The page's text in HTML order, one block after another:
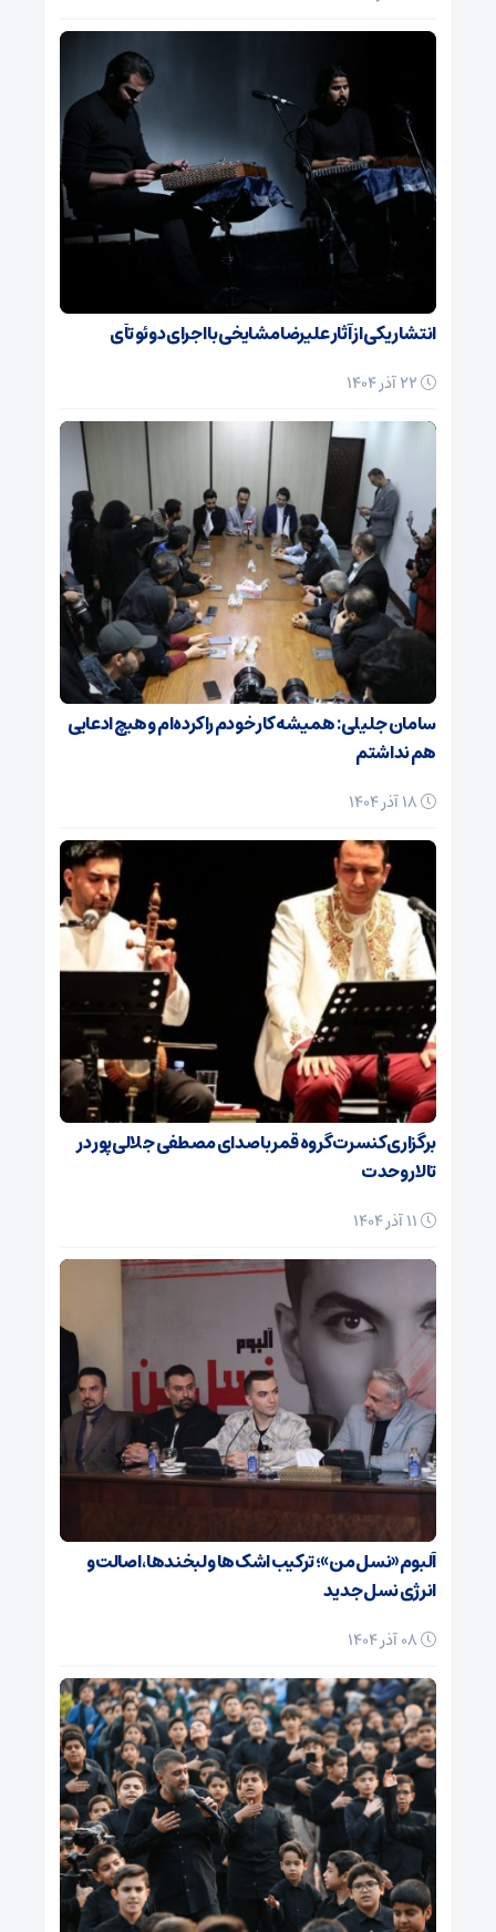
انتشار یکی از آثار علیرضا مشایخی با اجرای دوئو تآی
سامان جلیلی: همیشه کار خودم را کرده‌ام و هیچ ادعایی
هم نداشتم
برگزاری کنسرت گروه قمر با صدای مصطفی جلالی‌پور در
تالار وحدت
آلبوم «نسل من»؛ ترکیب اشک‌ها و لبخندها، اصالت و
انرژی نسل جدید